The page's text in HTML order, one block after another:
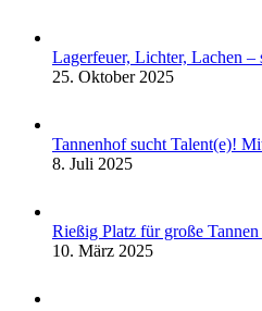
Lagerfeuer, Lichter, Lachen –
25. Oktober 2025
Tannenhof sucht Talent(e)!
8. Juli 2025
Rießig Platz für große
10. März 2025